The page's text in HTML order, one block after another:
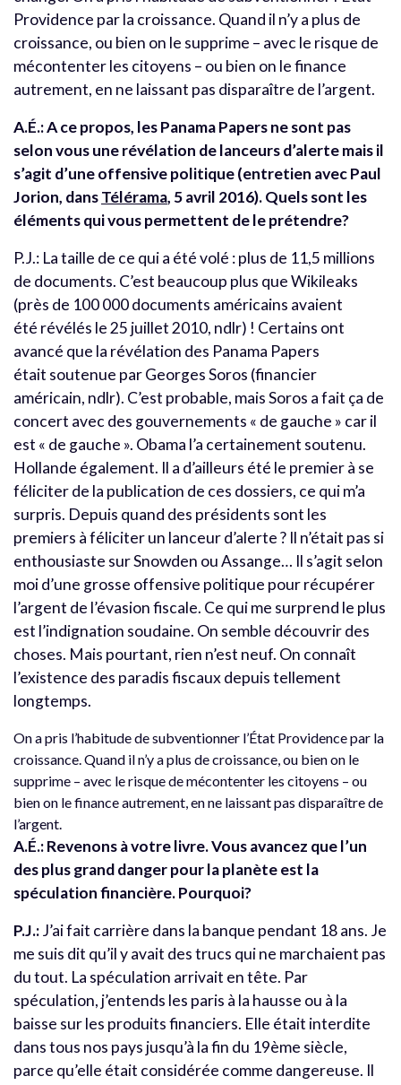
Providence par la croissance. Quand il n’y a plus de
croissance, ou bien on le supprime – avec le risque de
mécontenter les citoyens – ou bien on le finance
autrement, en ne laissant pas disparaître de l’argent.
A.É.: A ce propos, les Panama Papers ne sont pas
selon vous une révélation de lanceurs d’alerte mais il
s’agit d’une offensive politique (entretien avec Paul
Jorion, dansTélérama, 5 avril 2016). Quels sont les
éléments qui vous permettent de le prétendre?
P.J.: La taille de ce qui a été volé : plus de 11,5 millions
de documents. C’est beaucoup plus que Wikileaks
(près de 100 000 documents américains avaient
été révélés le 25 juillet 2010, ndlr) ! Certains ont
avancé que la révélation des Panama Papers
était soutenue par Georges Soros (financier
américain, ndlr). C’est probable, mais Soros a fait ça de
concert avec des gouvernements « de gauche » car il
est « de gauche ». Obama l’a certainement soutenu.
Hollande également. Il a d’ailleurs été le premier à se
féliciter de la publication de ces dossiers, ce qui m’a
surpris. Depuis quand des présidents sont les
premiers à féliciter un lanceur d’alerte ? Il n’était pas si
enthousiaste sur Snowden ou Assange… Il s’agit selon
moi d’une grosse offensive politique pour récupérer
l’argent de l’évasion fiscale. Ce qui me surprend le plus
est l’indignation soudaine. On semble découvrir des
choses. Mais pourtant, rien n’est neuf. On connaît
l’existence des paradis fiscaux depuis tellement
longtemps.
On a pris l’habitude de subventionner l’État Providence par la
croissance. Quand il n’y a plus de croissance, ou bien on le
supprime – avec le risque de mécontenter les citoyens – ou
bien on le finance autrement, en ne laissant pas disparaître de
l’argent.
A.É.: Revenons à votre livre. Vous avancez que l’un
des plus grand danger pour la planète est la
spéculation financière. Pourquoi?
P.J.:J’ai fait carrière dans la banque pendant 18 ans. Je
me suis dit qu’il y avait des trucs qui ne marchaient pas
du tout. La spéculation arrivait en tête. Par
spéculation, j’entends les paris à la hausse ou à la
baisse sur les produits financiers. Elle était interdite
dans tous nos pays jusqu’à la fin du 19ème siècle,
parce qu’elle était considérée comme dangereuse. Il